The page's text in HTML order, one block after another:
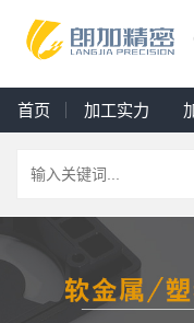
首页 加工实力